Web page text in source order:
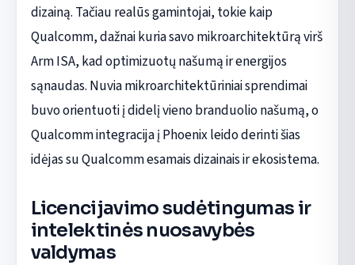
dizainą. Tačiau realūs gamintojai, tokie kaip
Qualcomm, dažnai kuria savo mikroarchitektūrą virš
Arm ISA, kad optimizuotų našumą ir energijos
sąnaudas. Nuvia mikroarchitektūriniai sprendimai
buvo orientuoti į didelį vieno branduolio našumą, o
Qualcomm integracija į Phoenix leido derinti šias
idėjas su Qualcomm esamais dizainais ir ekosistema.
Licencijavimo sudėtingumas ir
intelektinės nuosavybės
valdymas